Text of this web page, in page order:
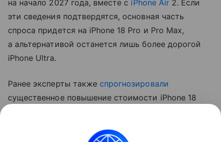
на начало 2027 года, вместе с iPhone Air2. Если
эти сведения подтвердятся, основная часть
спроса придется на iPhone 18 Pro и Pro Max,
а альтернативой останется лишь более дорогой
iPhone Ultra.
Ранее эксперты также спрогнозировали
существенное повышение стоимости iPhone 18